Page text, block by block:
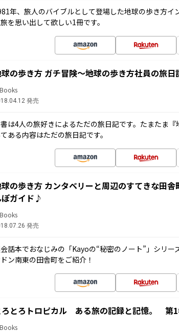
年、旅人のバイブルとして登場した地球の歩き方
を思い出して欲しい1冊です。
の歩き方 ガチ冒険～地球の歩き方社員の旅日
発売
は4人の旅好きによるただの旅日記です。たまたま
ある内容はただの旅日記です。
の歩き方 カンタベリーと周辺のすてきな田
ぽガイド♪
発売
話本でおなじみの「Kayoの“秘密のノート”」シリー
ン南東の田舎町をご紹介！
ろとろトロピカル ある旅の記録と記憶。 第